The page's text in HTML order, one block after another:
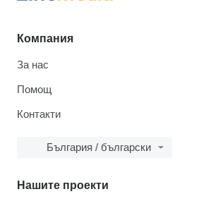
Компания
За нас
Помощ
Контакти
България / български
Нашите проекти